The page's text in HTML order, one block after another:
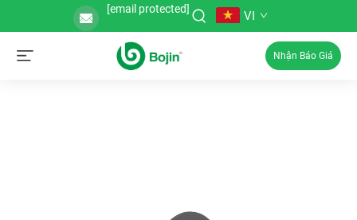
[email protected] VI
Nhận Báo Giá